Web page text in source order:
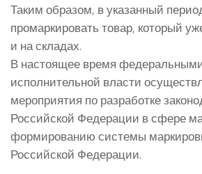
Таким образом, в указанный
промаркировать товар, который
и на складах.
В настоящее время
исполнительной власти
мероприятия по разработке
Российской Федерации в сфере
формированию системы
Российской Федерации.